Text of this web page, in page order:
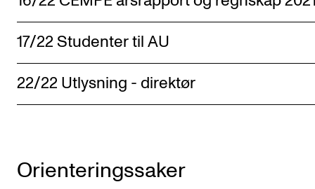
17/22 Studenter til AU
22/22 Utlysning - direktør
Orienteringssaker